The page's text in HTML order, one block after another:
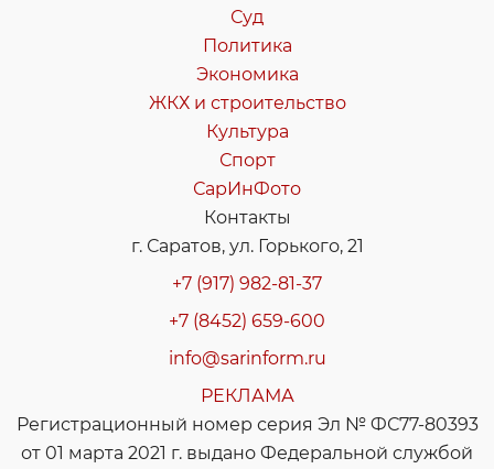
Суд
Политика
Экономика
ЖКХ и строительство
Культура
Спорт
СарИнФото
Контакты
г. Саратов, ул. Горького, 21
+7 (917) 982-81-37
+7 (8452) 659-600
info@sarinform.ru
РЕКЛАМА
Регистрационный номер серия Эл № ФС77-80393
от 01 марта 2021 г. выдано Федеральной службой